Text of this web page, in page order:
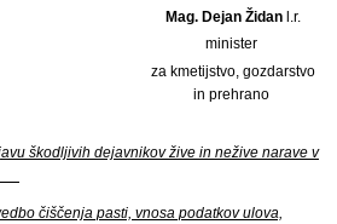
Mag. Dejan Židanl.r.
minister
za kmetijstvo, gozdarstvo
in prehrano
škodljivih dejavnikov žive in nežive narave v
čiščenja pasti, vnosa podatkov ulova,